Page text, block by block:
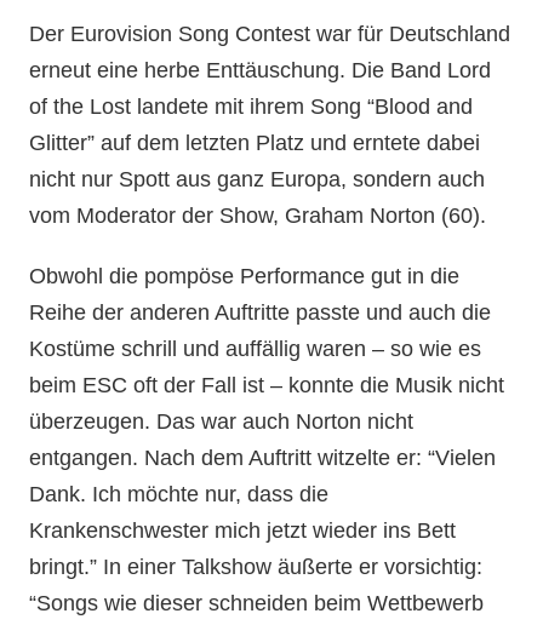
Der Eurovision Song Contest war für Deutschland
erneut eine herbe Enttäuschung. Die Band Lord
of the Lost landete mit ihrem Song “Blood and
Glitter” auf dem letzten Platz und erntete dabei
nicht nur Spott aus ganz Europa, sondern auch
vom Moderator der Show, Graham Norton (60).
Obwohl die pompöse Performance gut in die
Reihe der anderen Auftritte passte und auch die
Kostüme schrill und auffällig waren – so wie es
beim ESC oft der Fall ist – konnte die Musik nicht
überzeugen. Das war auch Norton nicht
entgangen. Nach dem Auftritt witzelte er: “Vielen
Dank. Ich möchte nur, dass die
Krankenschwester mich jetzt wieder ins Bett
bringt.” In einer Talkshow äußerte er vorsichtig:
“Songs wie dieser schneiden beim Wettbewerb